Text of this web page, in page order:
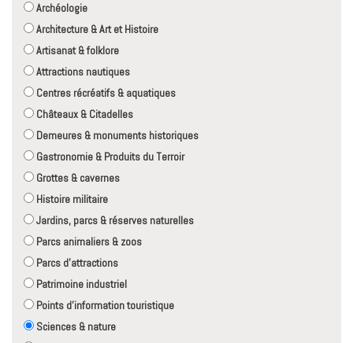
Archéologie
Architecture & Art et Histoire
Artisanat & folklore
Attractions nautiques
Centres récréatifs & aquatiques
Châteaux & Citadelles
Demeures & monuments historiques
Gastronomie & Produits du Terroir
Grottes & cavernes
Histoire militaire
Jardins, parcs & réserves naturelles
Parcs animaliers & zoos
Parcs d'attractions
Patrimoine industriel
Points d'information touristique
Sciences & nature